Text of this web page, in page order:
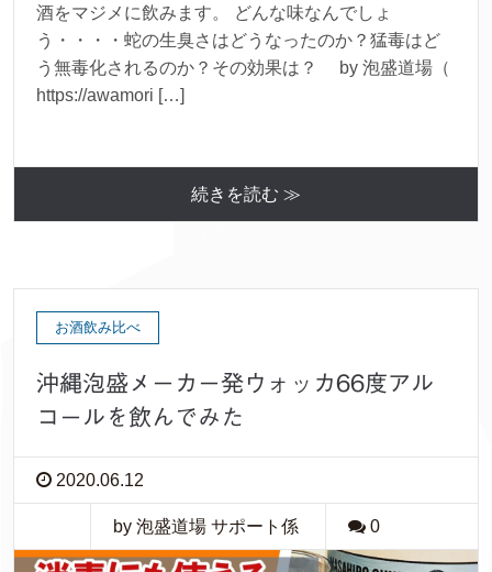
酒をマジメに飲みます。 どんな味なんでしょ
う・・・・蛇の生臭さはどうなったのか？猛毒はど
う無毒化されるのか？その効果は？ by 泡盛道場（
https://awamori […]
続きを読む ≫
お酒飲み比べ
沖縄泡盛メーカー発ウォッカ66度アル
コールを飲んでみた
2020.06.12
by 泡盛道場 サポート係 0